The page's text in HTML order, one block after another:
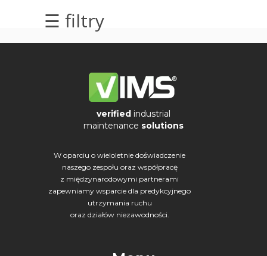
☰ filtry
elektrycznych
Wibrodiagnostyka
verified industrial
maintenance solutions
W oparciu o wieloletnie doświadczenie
naszego zespołu oraz współpracę
z międzynarodowymi partnerami
zapewniamy wsparcie dla predykcyjnego
utrzymania ruchu
oraz działów niezawodności.